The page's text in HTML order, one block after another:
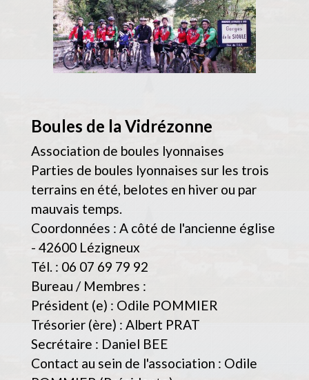
Boules de la Vidrézonne
Association de boules lyonnaises
Parties de boules lyonnaises sur les trois
terrains en été, belotes en hiver ou par
mauvais temps.
Coordonnées : A côté de l'ancienne église
- 42600 Lézigneux
Tél. : 06 07 69 79 92
Bureau / Membres :
Président (e) : Odile POMMIER
Trésorier (ère) : Albert PRAT
Secrétaire : Daniel BEE
Contact au sein de l'association : Odile